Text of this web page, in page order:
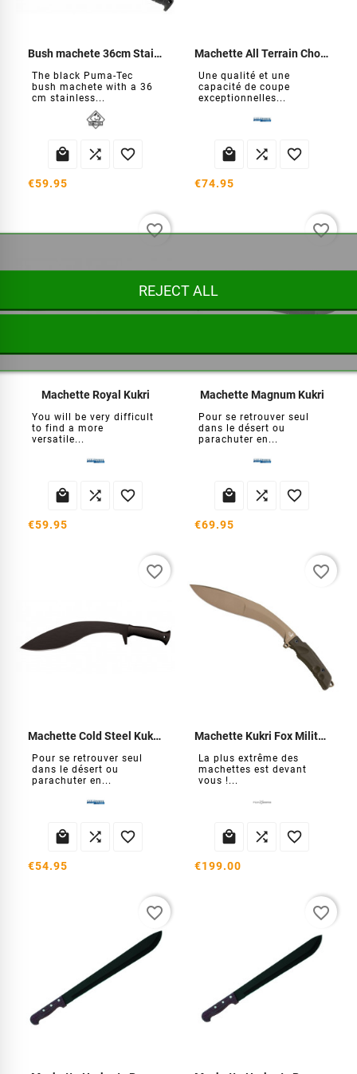
Bush machete 36cm Stainless steel
The black Puma-Tec
bush machete with a 36
cm stainless...
  
€59.95
Machette All Terrain Chopper
Une qualité et une
capacité de coupe
exceptionnelles...
  
€74.95
Machette Royal Kukri
You will be very difficult
to find a more
versatile...
  
€59.95
favorite_border
Machette Magnum Kukri
Pour se retrouver seul
dans le désert ou
parachuter en...
  
€69.95
favorite_border
Machette Cold Steel Kukri Plus
Pour se retrouver seul
dans le désert ou
parachuter en...
  
€54.95
favorite_border
Machette Kukri Fox Military Extreme Tactical Bronze
La plus extrême des
machettes est devant
vous !...
  
€199.00
favorite_border
favorite_border favorite_border
REJECT ALL